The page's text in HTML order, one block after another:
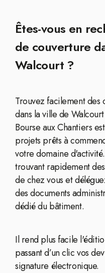
Êtes-vous en
de couverture
Walcourt ?
Trouvez facilement
dans la ville de
Bourse aux Chantiers
projets prêts à
votre domaine
trouvant rapidement
de chez vous et
des documents
dédié du bâtiment.
Il rend plus facile
passant d’un clic vos
signature électronique.